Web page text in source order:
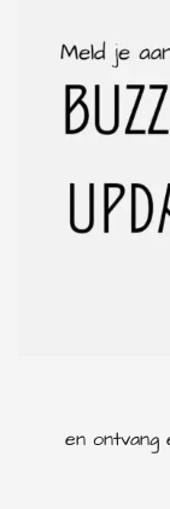
partycore
pop
punk
rock
rock & roll
en ontvang